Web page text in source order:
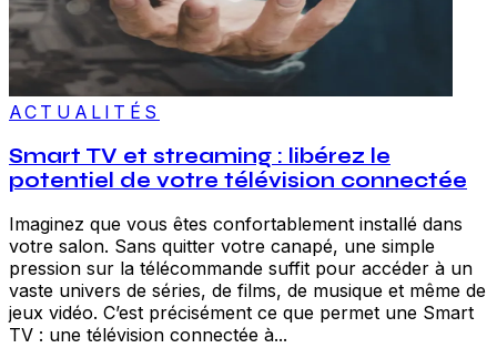
ACTUALITÉS
Smart TV et streaming : libérez le
potentiel de votre télévision connectée
Imaginez que vous êtes confortablement installé dans
votre salon. Sans quitter votre canapé, une simple
pression sur la télécommande suffit pour accéder à un
vaste univers de séries, de films, de musique et même de
jeux vidéo. C’est précisément ce que permet une Smart
TV : une télévision connectée à...